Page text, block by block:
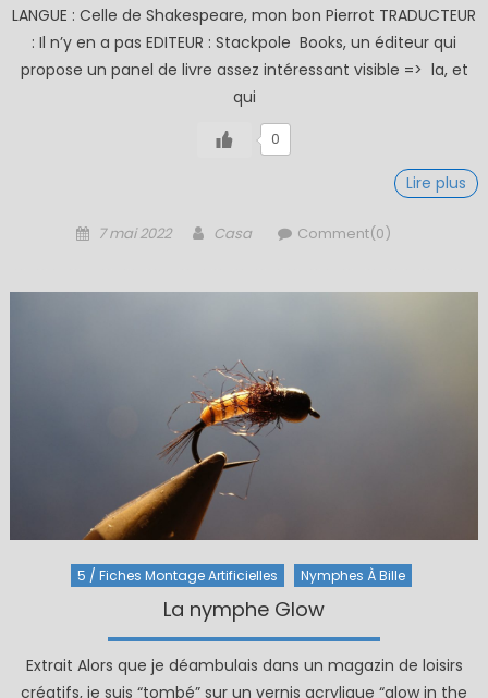
LANGUE : Celle de Shakespeare, mon bon Pierrot TRADUCTEUR
: Il n’y en a pas EDITEUR : Stackpole Books, un éditeur qui
propose un panel de livre assez intéressant visible => la, et
qui
0
Lire plus
Posted
7 mai 2022 Author
Casa Comment(0)
5 / Fiches Montage Artificielles Nymphes À Bille
La nymphe Glow
Extrait Alors que je déambulais dans un magazin de loisirs
créatifs, je suis “tombé” sur un vernis acrylique “glow in the